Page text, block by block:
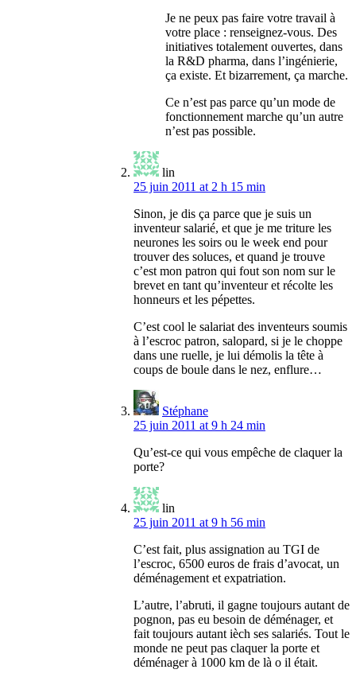
Je ne peux pas faire votre travail à
votre place : renseignez-vous. Des
initiatives totalement ouvertes, dans
la R&D pharma, dans l’ingénierie,
ça existe. Et bizarrement, ça marche.
Ce n’est pas parce qu’un mode de
fonctionnement marche qu’un autre
n’est pas possible.
lin
25 juin 2011 at 2 h 15 min
Sinon, je dis ça parce que je suis un
inventeur salarié, et que je me triture les
neurones les soirs ou le week end pour
trouver des soluces, et quand je trouve
c’est mon patron qui fout son nom sur le
brevet en tant qu’inventeur et récolte les
honneurs et les pépettes.
C’est cool le salariat des inventeurs soumis
à l’escroc patron, salopard, si je le choppe
dans une ruelle, je lui démolis la tête à
coups de boule dans le nez, enflure…
Stéphane
25 juin 2011 at 9 h 24 min
Qu’est-ce qui vous empêche de claquer la
porte?
lin
25 juin 2011 at 9 h 56 min
C’est fait, plus assignation au TGI de
l’escroc, 6500 euros de frais d’avocat, un
déménagement et expatriation.
L’autre, l’abruti, il gagne toujours autant de
pognon, pas eu besoin de déménager, et
fait toujours autant ièch ses salariés. Tout le
monde ne peut pas claquer la porte et
déménager à 1000 km de là o il était.